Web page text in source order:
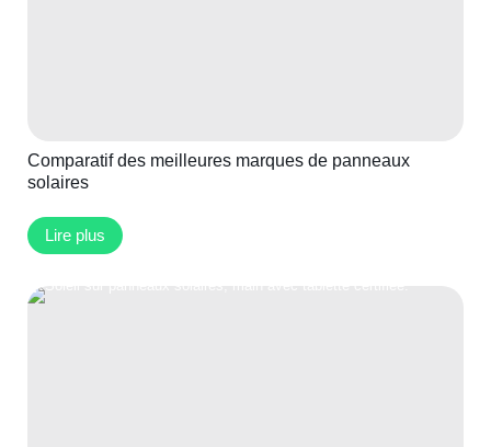
Comparatif des meilleures marques de panneaux
solaires
Lire plus